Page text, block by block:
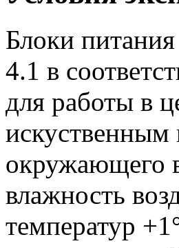
Блоки
4.1 в
для работы в
искуственным
окружающего
влажность
температур